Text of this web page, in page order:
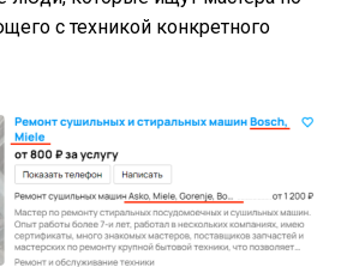
с техникой конкретного